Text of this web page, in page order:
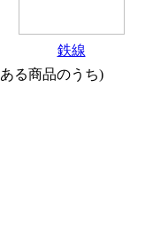
鉄線
ある商品のうち)